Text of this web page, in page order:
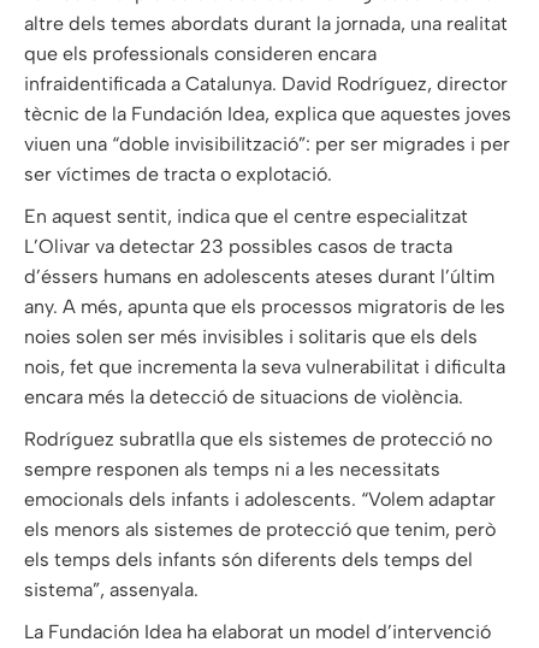
altre dels temes abordats durant la jornada, una realitat
que els professionals consideren encara
infraidentificada a Catalunya. David Rodríguez, director
tècnic de la Fundación Idea, explica que aquestes joves
viuen una “doble invisibilització”: per ser migrades i per
ser víctimes de tracta o explotació.
En aquest sentit, indica que el centre especialitzat
L’Olivar va detectar 23 possibles casos de tracta
d’éssers humans en adolescents ateses durant l’últim
any. A més, apunta que els processos migratoris de les
noies solen ser més invisibles i solitaris que els dels
nois, fet que incrementa la seva vulnerabilitat i dificulta
encara més la detecció de situacions de violència.
Rodríguez subratlla que els sistemes de protecció no
sempre responen als temps ni a les necessitats
emocionals dels infants i adolescents. “Volem adaptar
els menors als sistemes de protecció que tenim, però
els temps dels infants són diferents dels temps del
sistema”, assenyala.
La Fundación Idea ha elaborat un model d’intervenció